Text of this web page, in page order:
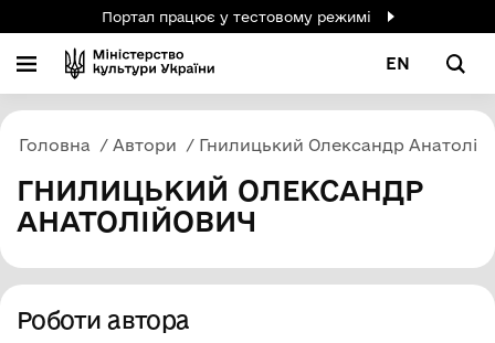
Портал працює у тестовому режимі
EN
Головна Автори Гнилицький Олександр
ГНИЛИЦЬКИЙ ОЛЕКСАНДР
АНАТОЛІЙОВИЧ
Роботи автора